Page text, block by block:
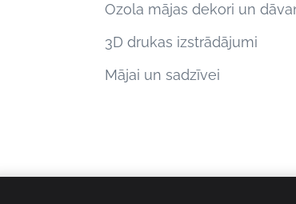
Ozola mājas dekori un
3D drukas izstrādājumi
Mājai un sadzīvei